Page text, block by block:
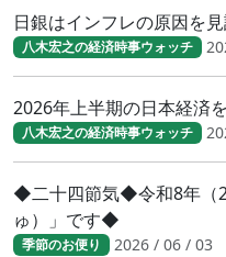
日銀はインフレの原因を
八木宏之の経済時事ウォッチ
2026年上半期の日本経済
八木宏之の経済時事ウォッチ
◆二十四節気◆令和8年（
ゅ）」です◆
季節のお便り 2026 / 06 / 03